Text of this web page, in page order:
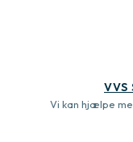
VVS
Vi kan hjælpe